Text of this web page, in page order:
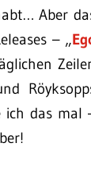
Aber
– „
ich das mal